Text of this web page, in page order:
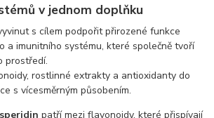
v jednom doplňku
s cílem podpořit přirozené funkce
a imunitního systému, které společně tvoří
prostředí.
rostlinné extrakty a antioxidanty do
s vícesměrným působením.
patří mezi flavonoidy, které přispívají